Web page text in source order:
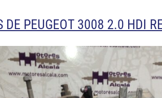
DE PEUGEOT 3008 2.0 HDI